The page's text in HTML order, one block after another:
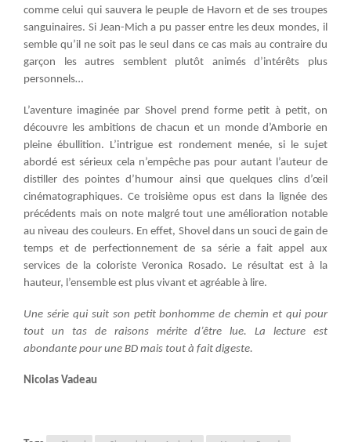
comme celui qui sauvera le peuple de Havorn et de ses troupes
sanguinaires. Si Jean-Mich a pu passer entre les deux mondes, il
semble qu’il ne soit pas le seul dans ce cas mais au contraire du
garçon les autres semblent plutôt animés d’intérêts plus
personnels…
L’aventure imaginée par Shovel prend forme petit à petit, on
découvre les ambitions de chacun et un monde d’Amborie en
pleine ébullition. L’intrigue est rondement menée, si le sujet
abordé est sérieux cela n’empêche pas pour autant l’auteur de
distiller des pointes d’humour ainsi que quelques clins d’œil
cinématographiques. Ce troisième opus est dans la lignée des
précédents mais on note malgré tout une amélioration notable
au niveau des couleurs. En effet, Shovel dans un souci de gain de
temps et de perfectionnement de sa série a fait appel aux
services de la coloriste Veronica Rosado. Le résultat est à la
hauteur, l’ensemble est plus vivant et agréable à lire.
Une série qui suit son petit bonhomme de chemin et qui pour
tout un tas de raisons mérite d’être lue. La lecture est
abondante pour une BD mais tout à fait digeste.
Nicolas Vadeau